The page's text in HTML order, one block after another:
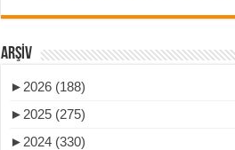
ARŞIV
► 2026 (188)
► 2025 (275)
► 2024 (330)